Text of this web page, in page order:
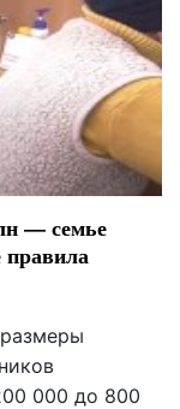
— семье
000 до 800